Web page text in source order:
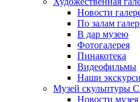
Новости
По залам
В дар музею
Фотогалерея
Пинакотека
Видеофильмы
Наши
Музей скульптуры
Новости музея